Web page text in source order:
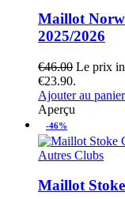
Maillot
2025/2026
€46.00 Le prix
€23.90.
Ajouter au panier
Aperçu
-46%
Autres Clubs
Maillot